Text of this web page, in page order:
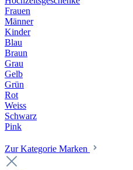
Frauen
Männer
Kinder
Blau
Braun
Grau
Gelb
Grün
Rot
Weiss
Schwarz
Pink
Zur Kategorie Marken